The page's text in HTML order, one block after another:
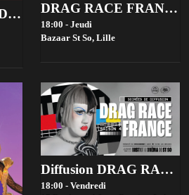
Slay Club - DJ SPADE 08/08 DRAG RACE FRANCE 4 VIEWING PARTIES - BAZAAR ST SO, LILLE
18:00 - Jeudi
Bazaar St So, Lille
Diffusion DRAG RACE FRANCE saison 4 @ Bistrot ST SO by la House of Jambon Beurre
18:00 - Vendredi